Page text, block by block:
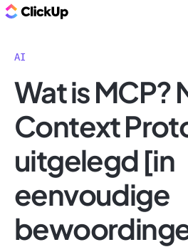
AI
Wat is MCP?
Context
uitgelegd [in
eenvoudige